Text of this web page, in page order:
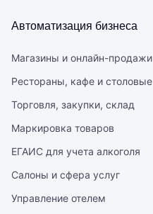
Автоматизация бизнеса
Магазины и онлайн-продажи
Рестораны, кафе и столовые
Торговля, закупки, склад
Маркировка товаров
ЕГАИС для учета алкоголя
Салоны и сфера услуг
Управление отелем